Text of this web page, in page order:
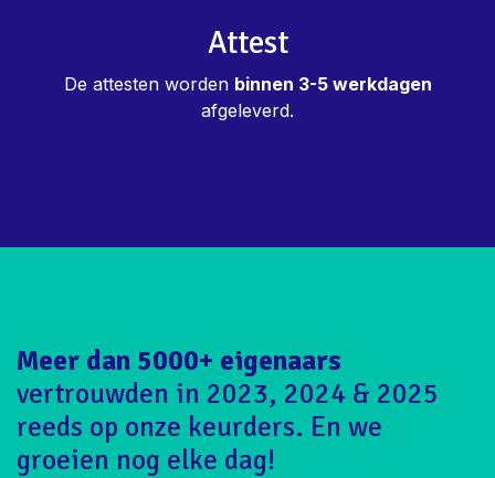
Attest
De attesten worden binnen 3-5 werkdagen
afgeleverd.
Meer dan 5000+ eigenaars
vertrouwden in 2023, 2024 & 2025
reeds op onze keurders. En we
groeien nog elke dag!